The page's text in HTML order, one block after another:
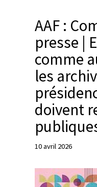
r
AAF :
presse |
comme
les
doivent
10 avril 2026